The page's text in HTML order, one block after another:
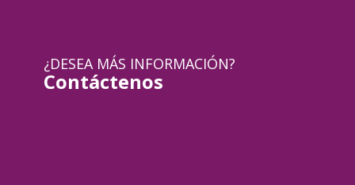
¿DESEA MÁS INFORMACIÓN?
Contáctenos